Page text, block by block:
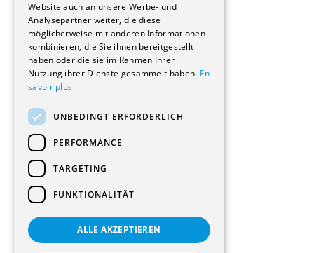
Renovierungen
Innere Umbauten
Gastgewerbe und Tourismus
Verwaltungsgebäude und Geschäfte
Schuleinrichtungen
Medizinische Einrichtungen
Kultur - Sport - Freizeit
Industrie - Handwerk
Transport und Parkplätze
Diverse Bauten
Allgemeine Bedingungen
Website auch an unsere Werbe- und
Analysepartner weiter, die diese
möglicherweise mit anderen Informationen
kombinieren, die Sie ihnen bereitgestellt
haben oder die sie im Rahmen Ihrer
Nutzung ihrer Dienste gesammelt haben. En
savoir plus
UNBEDINGT ERFORDERLICH
PERFORMANCE
TARGETING
FUNKTIONALITÄT
ALLE AKZEPTIEREN